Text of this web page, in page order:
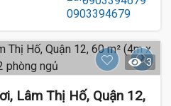
3
Lâm Thị Hố, Quận 12,